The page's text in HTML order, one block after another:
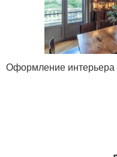
Оформление интерьера